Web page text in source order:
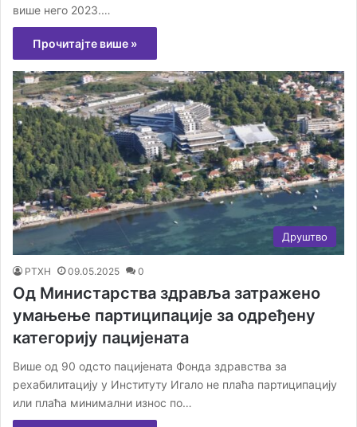
више него 2023.…
Прочитајте више »
Друштво
РТХН 09.05.2025 0
Од Министарства здравља затражено
умањење партиципације за одређену
категорију пацијената
Више од 90 одсто пацијената Фонда здравства за
рехабилитацију у Институту Игало не плаћа партиципацију
или плаћа минимални износ по…